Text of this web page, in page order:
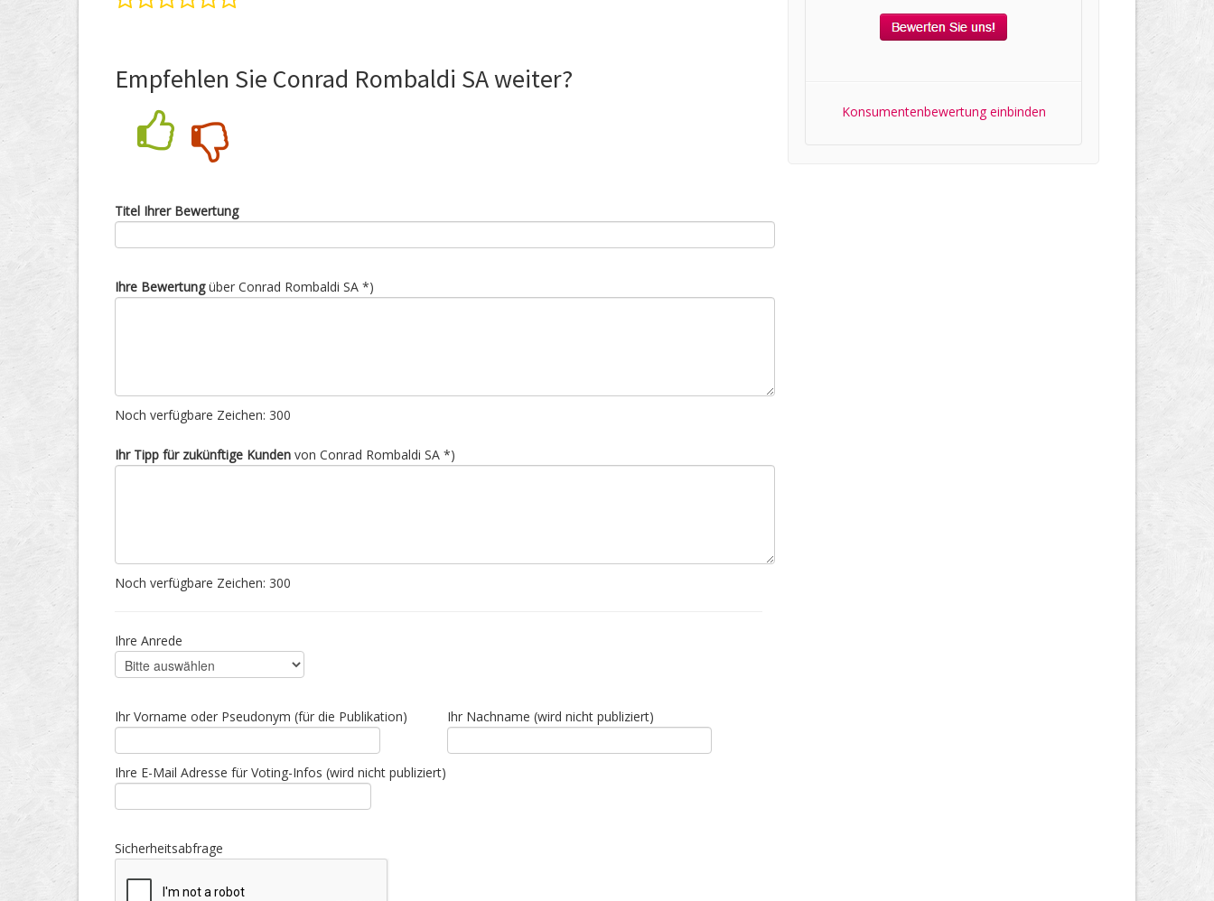
Empfehlen Sie Conrad Rombaldi SA weiter?
Titel Ihrer Bewertung
Ihre Bewertungüber Conrad Rombaldi SA *)
Noch verfügbare Zeichen: 300
Ihr Tipp für zukünftige Kunden von Conrad Rombaldi SA *)
Noch verfügbare Zeichen: 300
Ihre Anrede
Ihr Vorname oder Pseudonym (für die Publikation) Ihr Nachname (wird nicht publiziert)
Ihre E-Mail Adresse für Voting-Infos (wird nicht publiziert)
Sicherheitsabfrage
Konsumentenbewertung einbinden